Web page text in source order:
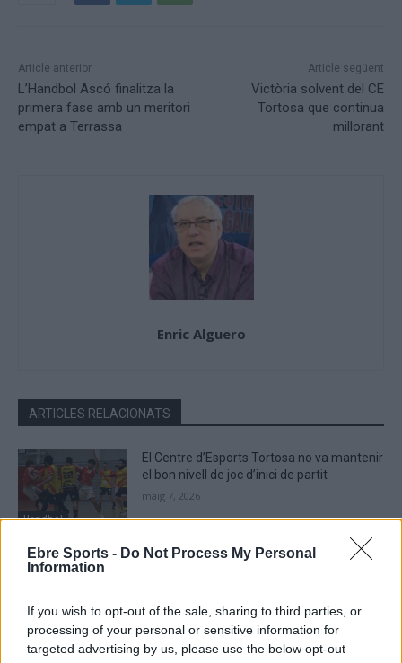
Ebre Sports - Do Not Process My Personal
Information
If you wish to opt-out of the sale, sharing to third parties, or
processing of your personal or sensitive information for
targeted advertising by us, please use the below opt-out
Article anterior
L’Handbol Ascó finalitza la
primera fase amb un meritori
empat a Terrassa
Article següent
Victòria solvent del CE
Tortosa que continua
millorant
Enric Alguero
ARTICLES RELACIONATS
Handbol
El Centre d’Esports Tortosa no va mantenir
el bon nivell de joc d’inici de partit
maig 7, 2026
Handbol
Contundent victòria per acabar la Lliga
El Centre d’Esports Tortosa sorprès per